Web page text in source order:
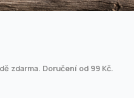
zdarma. Doručení od 99 Kč.